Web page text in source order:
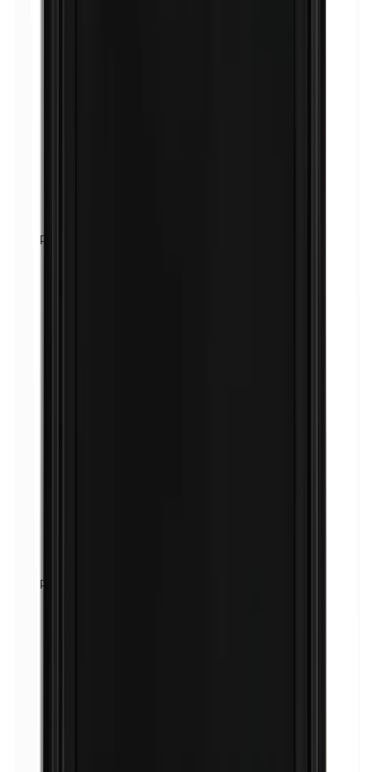
Paraphénylènediamine (PPD)
Parfum (mélange)